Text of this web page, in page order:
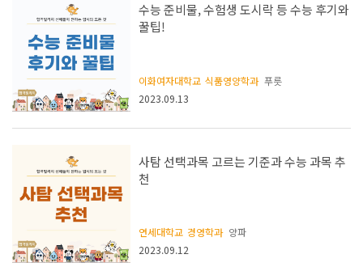
수능 준비물, 수험생 도시락 등 수능 후기와
꿀팁!
이화여자대학교 식품영양학과 푸릇
2023.09.13
사탐 선택과목 고르는 기준과 수능 과목 추
천
연세대학교 경영학과 양파
2023.09.12